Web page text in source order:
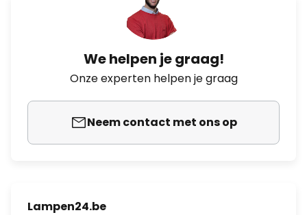
We helpen je graag!
Onze experten helpen je graag
Neem contact met ons op
Lampen24.be